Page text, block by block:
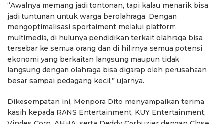
“Awalnya memang jadi tontonan, tapi kalau menarik bisa
jadi tuntunan untuk warga berolahraga. Dengan
mengoptimalisasi sportaiment melalui platform
multimedia, di hulunya pendidikan terkait olahraga bisa
tersebar ke semua orang dan di hilirnya semua potensi
ekonomi yang berkaitan langsung maupun tidak
langsung dengan olahraga bisa digarap oleh perusahaan
besar sampai pedagang kecil,” ujarnya.
Dikesempatan ini, Menpora Dito menyampaikan terima
kasih kepada RANS Entertainment, KUY Entertainment,